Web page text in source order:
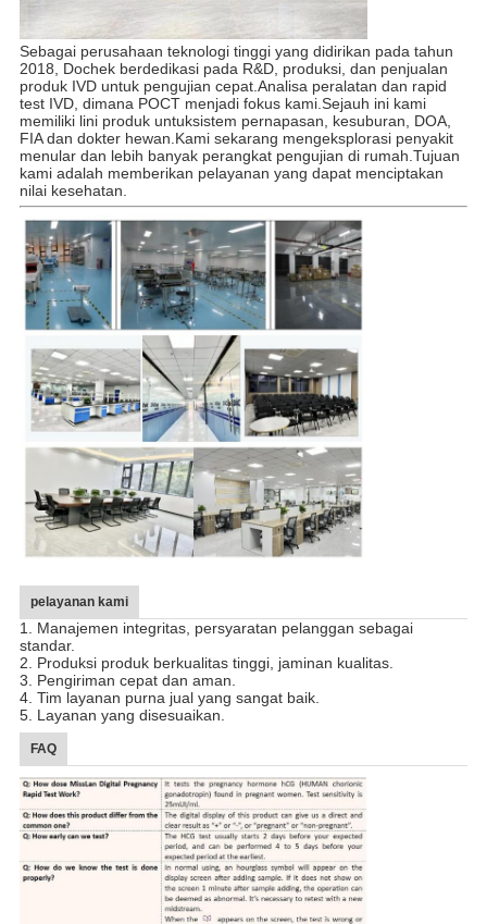
Sebagai perusahaan teknologi tinggi yang didirikan pada tahun
2018, Dochek berdedikasi pada R&D, produksi, dan penjualan
produk IVD untuk pengujian cepat.Analisa peralatan dan rapid
test IVD, dimana POCT menjadi fokus kami. Sejauh ini kami
memiliki lini produk untuksistem pernapasan, kesuburan, DOA,
FIA dan dokter hewan. Kami sekarang mengeksplorasi penyakit
menular dan lebih banyak perangkat pengujian di rumah. Tujuan
kami adalah memberikan pelayanan yang dapat menciptakan
nilai kesehatan.
pelayanan kami
1. Manajemen integritas, persyaratan pelanggan sebagai
standar.
2. Produksi produk berkualitas tinggi, jaminan kualitas.
3. Pengiriman cepat dan aman.
4. Tim layanan purna jual yang sangat baik.
5. Layanan yang disesuaikan.
FAQ